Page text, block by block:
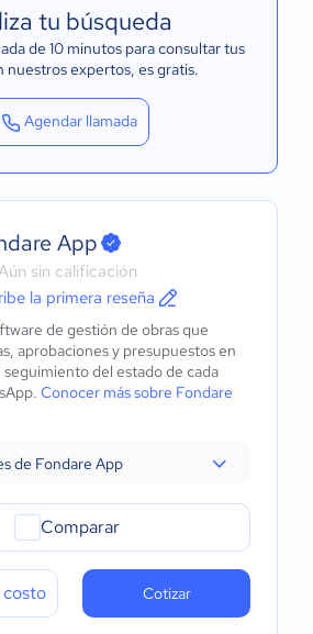
tu búsqueda
de 10 minutos para consultar tus
nuestros expertos, es gratis.
Agendar llamada
App
sin calificación
la primera reseña
de gestión de obras que
aprobaciones y presupuestos en
seguimiento del estado de cada
Conocer más sobre Fondare
de Fondare App
Comparar
Cotizar